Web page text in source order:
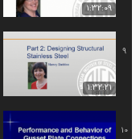
1:32:09
9
1:32:21
10